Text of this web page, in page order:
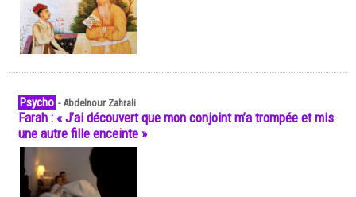
Psycho -Abdelnour Zahrali
Farah : « J’ai découvert que mon conjoint m’a trompée et mis
une autre fille enceinte »